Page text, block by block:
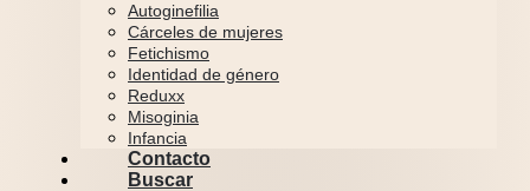
Autoginefilia
Cárceles de mujeres
Fetichismo
Identidad de género
Reduxx
Misoginia
Infancia
Contacto
Buscar